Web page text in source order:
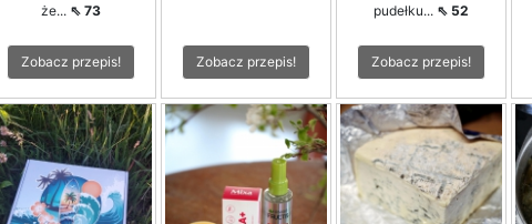
że... ⇖ 73
Zobacz przepis! Zobacz przepis!
pudełku... ⇖ 52
Zobacz przepis!